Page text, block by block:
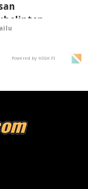
Powered by HIGH.FI